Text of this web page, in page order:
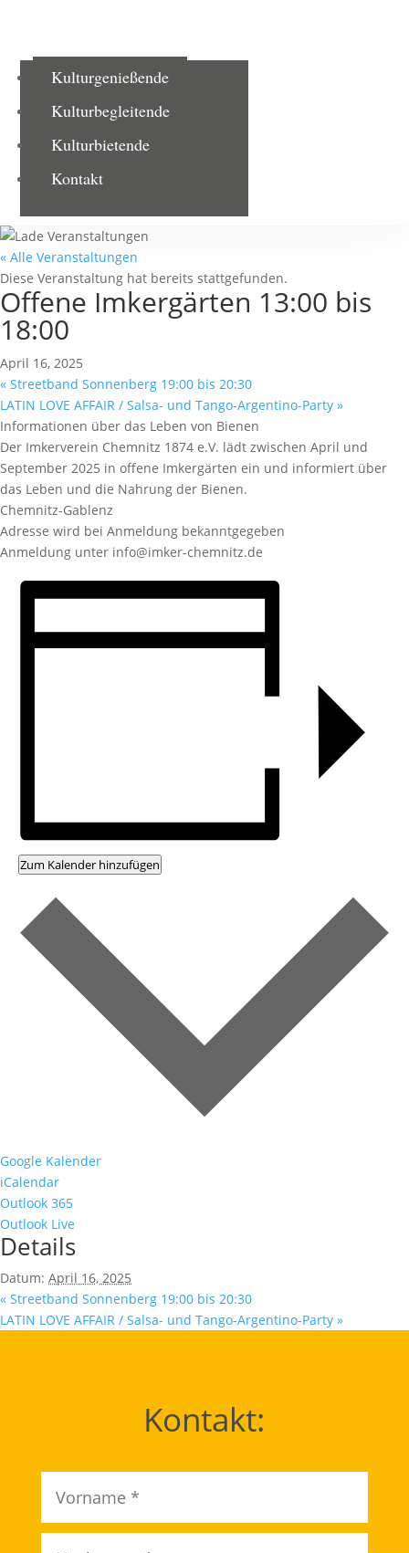
Kulturgenießende
Kulturbegleitende
Kulturbietende
Kontakt
« Alle Veranstaltungen
Diese Veranstaltung hat bereits stattgefunden.
Offene Imkergärten 13:00 bis
18:00
April 16, 2025
« Streetband Sonnenberg 19:00 bis 20:30
LATIN LOVE AFFAIR / Salsa- und Tango-Argentino-Party »
Informationen über das Leben von Bienen
Der Imkerverein Chemnitz 1874 e.V. lädt zwischen April und
September 2025 in offene Imkergärten ein und informiert über
das Leben und die Nahrung der Bienen.
Chemnitz-Gablenz
Adresse wird bei Anmeldung bekanntgegeben
Anmeldung unter info@imker-chemnitz.de
Zum Kalender hinzufügen
Google Kalender
iCalendar
Outlook 365
Outlook Live
Details
Datum: April 16, 2025
« Streetband Sonnenberg 19:00 bis 20:30
LATIN LOVE AFFAIR / Salsa- und Tango-Argentino-Party »
Kontakt: